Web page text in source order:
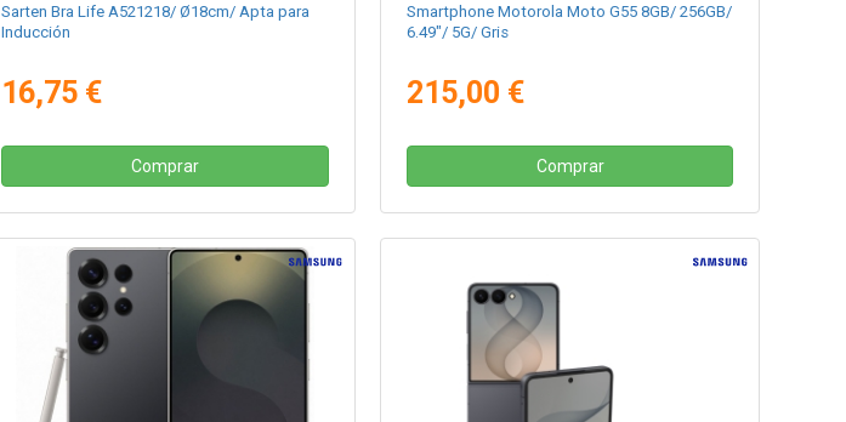
Sarten Bra Life A521218/ Ø18cm/ Apta para
Inducción
16,75 €
Comprar
Smartphone Motorola Moto G55 8GB/ 256GB/
6.49"/ 5G/ Gris
215,00 €
Comprar